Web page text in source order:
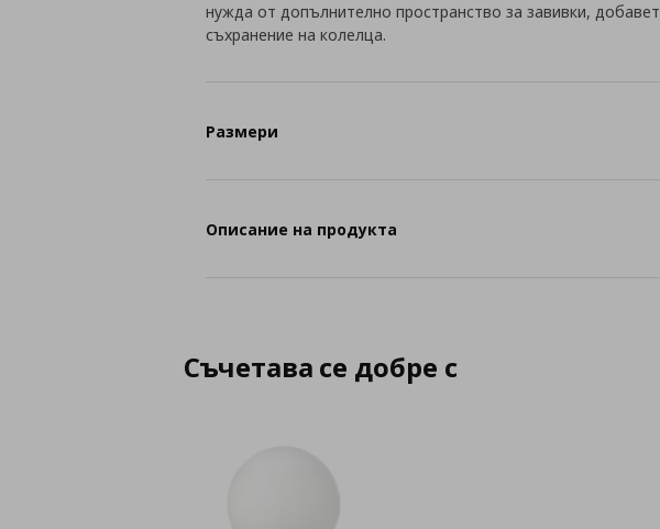
нужда от допълнително пространство за завивки,
съхранение на колелца.
Размери
Описание на продукта
Съчетава се добре с